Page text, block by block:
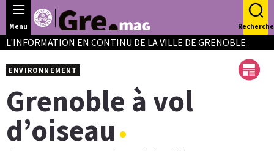
Panneau de gestion des cookies
Menu Recherche
L'INFORMATION EN CONTINU DE LA VILLE DE GRENOBLE
Grenoble à vol
d’oiseau
ENVIRONNEMENT